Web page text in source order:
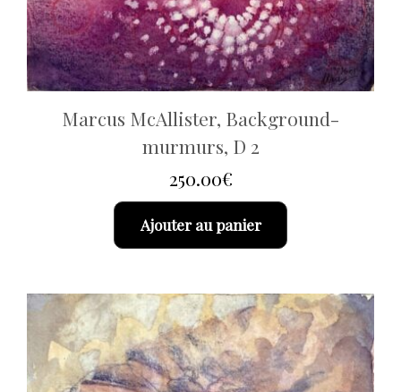
Marcus McAllister, Background-
murmurs, D 2
250.00€
Ajouter au panier